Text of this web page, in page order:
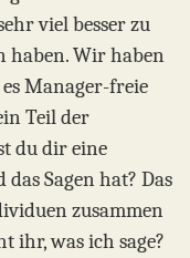
viel besser zu
haben. Wir haben
Manager-freie
Teil der
du dir eine
Sagen hat? Das
zusammen
ihr, was ich sage?